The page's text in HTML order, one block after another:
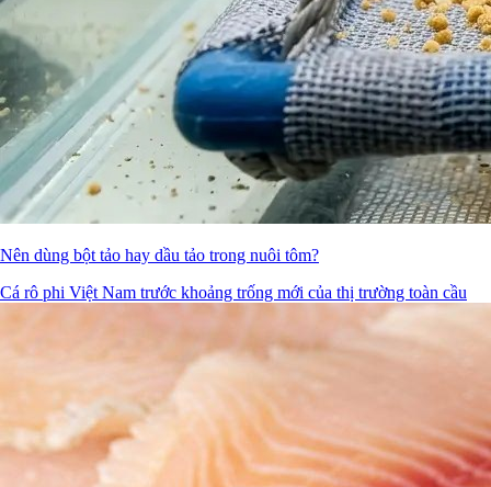
Nên dùng bột tảo hay dầu tảo trong nuôi tôm?
Cá rô phi Việt Nam trước khoảng trống mới của thị trường toàn cầu